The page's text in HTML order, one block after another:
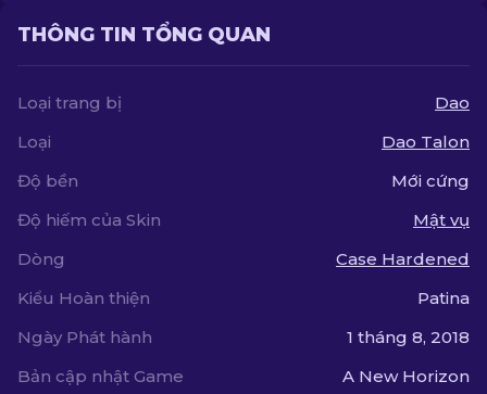
THÔNG TIN TỔNG QUAN
Loại trang bị
Dao
Loại
Dao Talon
Độ bền
Mới cứng
Độ hiếm của Skin
Mật vụ
Dòng
Case Hardened
Kiểu Hoàn thiện
Patina
Ngày Phát hành
1 tháng 8, 2018
Bản cập nhật Game
A New Horizon